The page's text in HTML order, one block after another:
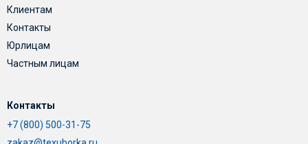
Клиентам
Контакты
Юрлицам
Частным лицам
Контакты
+7 (800) 500-31-75